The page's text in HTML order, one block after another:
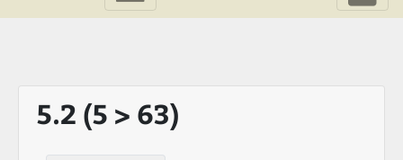
5.2 (5 > 63)